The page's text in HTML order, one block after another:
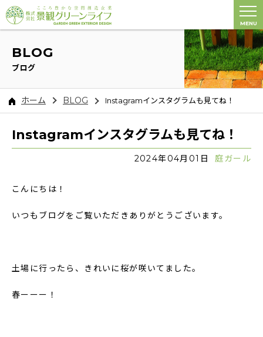
MENU
BLOG
ブログ
ホーム BLOG Instagramインスタグラムも見てね！
Instagramインスタグラムも見てね！
2024年04月01日 庭ガール
こんにちは！
いつもブログをご覧いただきありがとうございます。
土場に行ったら、きれいに桜が咲いてました。
春ーーー！